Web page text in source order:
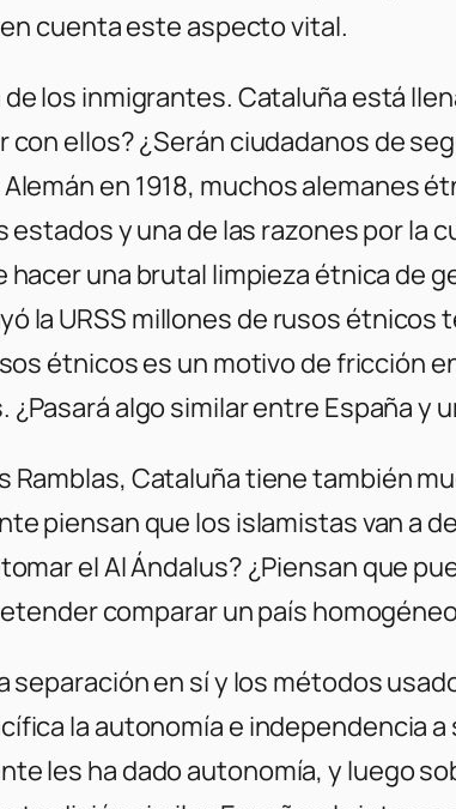
cuenta este aspecto vital.
los inmigrantes. Cataluña está
con ellos? ¿Serán ciudadanos de
en 1918, muchos alemanes
y una de las razones por la
una brutal limpieza étnica de
la URSS millones de rusos
étnicos es un motivo de fricción
algo similar entre España y
Ramblas, Cataluña tiene también
piensan que los islamistas van a
el Al Ándalus? ¿Piensan que
comparar un país
separación en sí y los métodos
la autonomía e independencia
les ha dado autonomía, y luego